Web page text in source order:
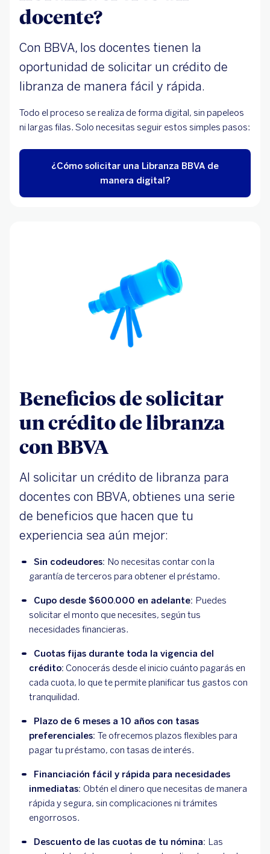
docente?
Con BBVA, los docentes tienen la
oportunidad de solicitar un crédito de
libranza de manera fácil y rápida.
Todo el proceso se realiza de forma digital, sin papeleos
ni largas filas. Solo necesitas seguir estos simples pasos:
¿Cómo solicitar una Libranza BBVA de
manera digital?
Beneficios de solicitar
un crédito de libranza
con BBVA
Al solicitar un crédito de libranza para
docentes con BBVA, obtienes una serie
de beneficios que hacen que tu
experiencia sea aún mejor:
Sin codeudores: No necesitas contar con la
garantía de terceros para obtener el préstamo.
Cupo desde $600.000 en adelante: Puedes
solicitar el monto que necesites, según tus
necesidades financieras.
Cuotas fijas durante toda la vigencia del
crédito: Conocerás desde el inicio cuánto pagarás en
cada cuota, lo que te permite planificar tus gastos con
tranquilidad.
Plazo de 6 meses a 10 años con tasas
preferenciales: Te ofrecemos plazos flexibles para
pagar tu préstamo, con tasas de interés.
Financiación fácil y rápida para necesidades
inmediatas: Obtén el dinero que necesitas de manera
rápida y segura, sin complicaciones ni trámites
engorrosos.
Descuento de las cuotas de tu nómina: Las